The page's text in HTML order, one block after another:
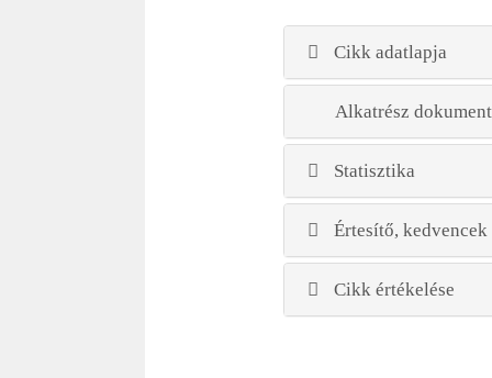
Cikk adatlapja
Alkatrész
Statisztika
Értesítő, kedvencek
Cikk értékelése